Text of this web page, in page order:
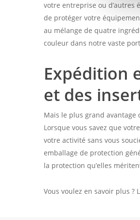
votre entreprise ou d’autres
de protéger votre
au mélange de quatre
couleur dans notre vaste
Expédition
et des
Mais le plus grand avantage
Lorsque vous savez que
votre activité sans vous
emballage de protection
la protection qu’elles
Vous voulez en savoir plus ?